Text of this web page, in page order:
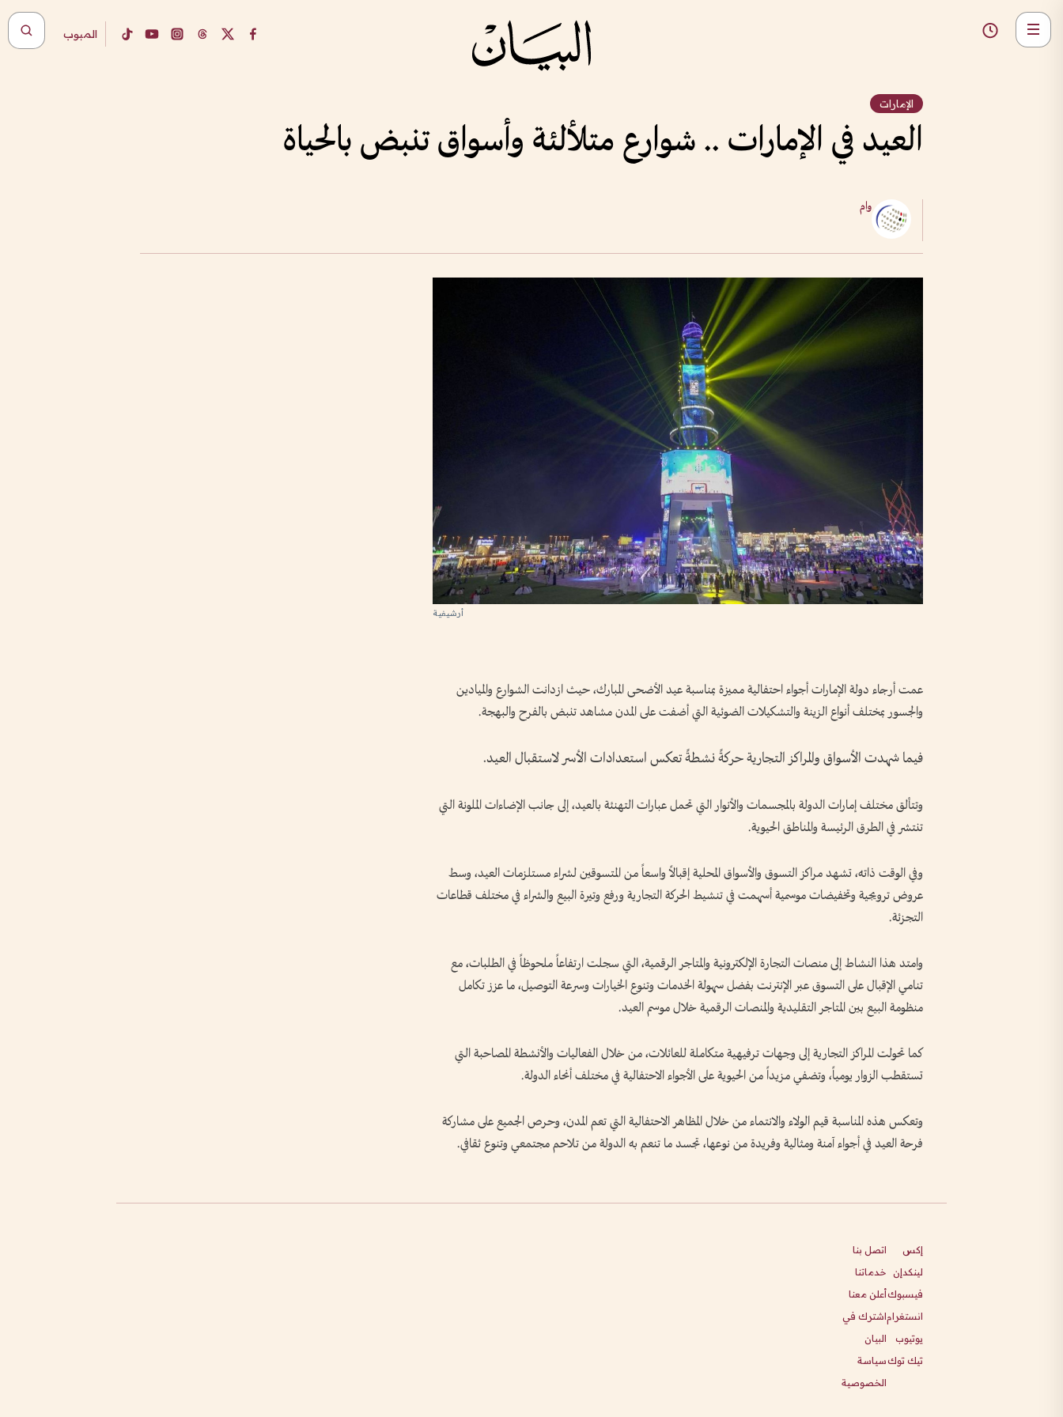
المبوب
الإمارات
العيد في الإمارات .. شوارع متلألئة وأسواق تنبض بالحياة
وام
أرشيفية
عمت أرجاء دولة الإمارات أجواء احتفالية مميزة بمناسبة عيد الأضحى المبارك، حيث ازدانت الشوارع والميادين
والجسور بمختلف أنواع الزينة والتشكيلات الضوئية التي أضفت على المدن مشاهد تنبض بالفرح والبهجة.
فيما شهدت الأسواق والمراكز التجارية حركةً نشطةً تعكس استعدادات الأسر لاستقبال العيد.
وتتألق مختلف إمارات الدولة بالمجسمات والأنوار التي تحمل عبارات التهنئة بالعيد، إلى جانب الإضاءات الملونة التي
تنتشر في الطرق الرئيسة والمناطق الحيوية.
وفي الوقت ذاته، تشهد مراكز التسوق والأسواق المحلية إقبالاً واسعاً من المتسوقين لشراء مستلزمات العيد، وسط
عروض ترويجية وتخفيضات موسمية أسهمت في تنشيط الحركة التجارية ورفع وتيرة البيع والشراء في مختلف قطاعات
التجزئة.
وامتد هذا النشاط إلى منصات التجارة الإلكترونية والمتاجر الرقمية، التي سجلت ارتفاعاً ملحوظاً في الطلبات، مع
تنامي الإقبال على التسوق عبر الإنترنت بفضل سهولة الخدمات وتنوع الخيارات وسرعة التوصيل، ما عزز تكامل
منظومة البيع بين المتاجر التقليدية والمنصات الرقمية خلال موسم العيد.
كما تحولت المراكز التجارية إلى وجهات ترفيهية متكاملة للعائلات، من خلال الفعاليات والأنشطة المصاحبة التي
تستقطب الزوار يومياً، وتضفي مزيداً من الحيوية على الأجواء الاحتفالية في مختلف أنحاء الدولة.
وتعكس هذه المناسبة قيم الولاء والانتماء من خلال المظاهر الاحتفالية التي تعم المدن، وحرص الجميع على مشاركة
فرحة العيد في أجواء آمنة ومثالية وفريدة من نوعها، تجسد ما تنعم به الدولة من تلاحم مجتمعي وتنوع ثقافي.
إكس
لينكدإن
فيسبوك
انستغرام
يوتيوب
تيك توك
اتصل بنا
خدماتنا
أعلن معنا
اشترك في
البيان
سياسة
الخصوصية